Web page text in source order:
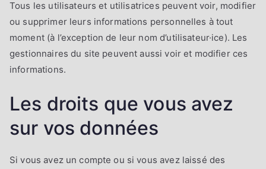
Tous les utilisateurs et utilisatrices peuvent voir, modifier
ou supprimer leurs informations personnelles à tout
moment (à l’exception de leur nom d’utilisateur·ice). Les
gestionnaires du site peuvent aussi voir et modifier ces
informations.
Les droits que vous avez
sur vos données
Si vous avez un compte ou si vous avez laissé des